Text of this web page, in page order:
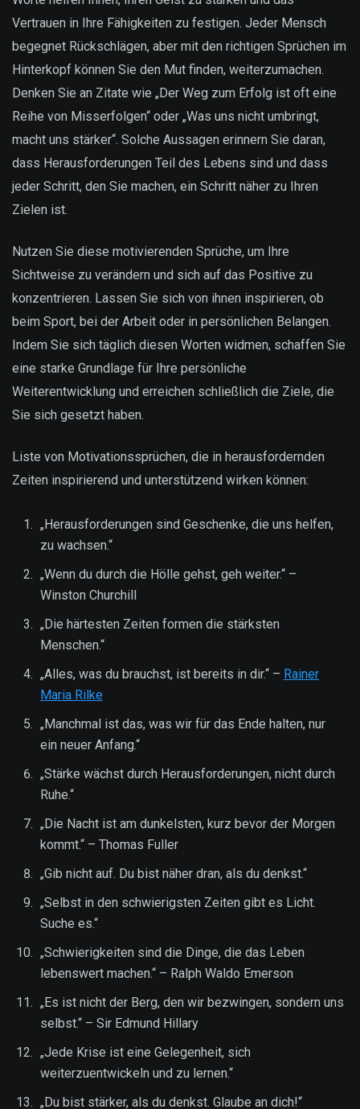
Vertrauen in Ihre Fähigkeiten zu festigen. Jeder Mensch
begegnet Rückschlägen, aber mit den richtigen Sprüchen im
Hinterkopf können Sie den Mut finden, weiterzumachen.
Denken Sie an Zitate wie „Der Weg zum Erfolg ist oft eine
Reihe von Misserfolgen“ oder „Was uns nicht umbringt,
macht uns stärker“. Solche Aussagen erinnern Sie daran,
dass Herausforderungen Teil des Lebens sind und dass
jeder Schritt, den Sie machen, ein Schritt näher zu Ihren
Zielen ist.
Nutzen Sie diese motivierenden Sprüche, um Ihre
Sichtweise zu verändern und sich auf das Positive zu
konzentrieren. Lassen Sie sich von ihnen inspirieren, ob
beim Sport, bei der Arbeit oder in persönlichen Belangen.
Indem Sie sich täglich diesen Worten widmen, schaffen Sie
eine starke Grundlage für Ihre persönliche
Weiterentwicklung und erreichen schließlich die Ziele, die
Sie sich gesetzt haben.
Liste von Motivationssprüchen, die in herausfordernden
Zeiten inspirierend und unterstützend wirken können:
„Herausforderungen sind Geschenke, die uns helfen,
zu wachsen.“
„Wenn du durch die Hölle gehst, geh weiter.“ –
Winston Churchill
„Die härtesten Zeiten formen die stärksten
Menschen.“
„Alles, was du brauchst, ist bereits in dir.“ – Rainer
Maria Rilke
„Manchmal ist das, was wir für das Ende halten, nur
ein neuer Anfang.“
„Stärke wächst durch Herausforderungen, nicht durch
Ruhe.“
„Die Nacht ist am dunkelsten, kurz bevor der Morgen
kommt.“ – Thomas Fuller
„Gib nicht auf. Du bist näher dran, als du denkst.“
„Selbst in den schwierigsten Zeiten gibt es Licht.
Suche es.“
„Schwierigkeiten sind die Dinge, die das Leben
lebenswert machen.“ – Ralph Waldo Emerson
„Es ist nicht der Berg, den wir bezwingen, sondern uns
selbst.“ – Sir Edmund Hillary
„Jede Krise ist eine Gelegenheit, sich
weiterzuentwickeln und zu lernen.“
„Du bist stärker, als du denkst. Glaube an dich!“